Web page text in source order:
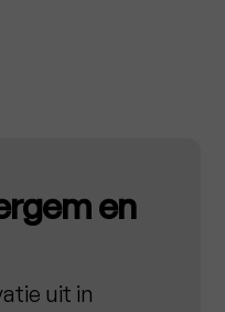
en
uit in